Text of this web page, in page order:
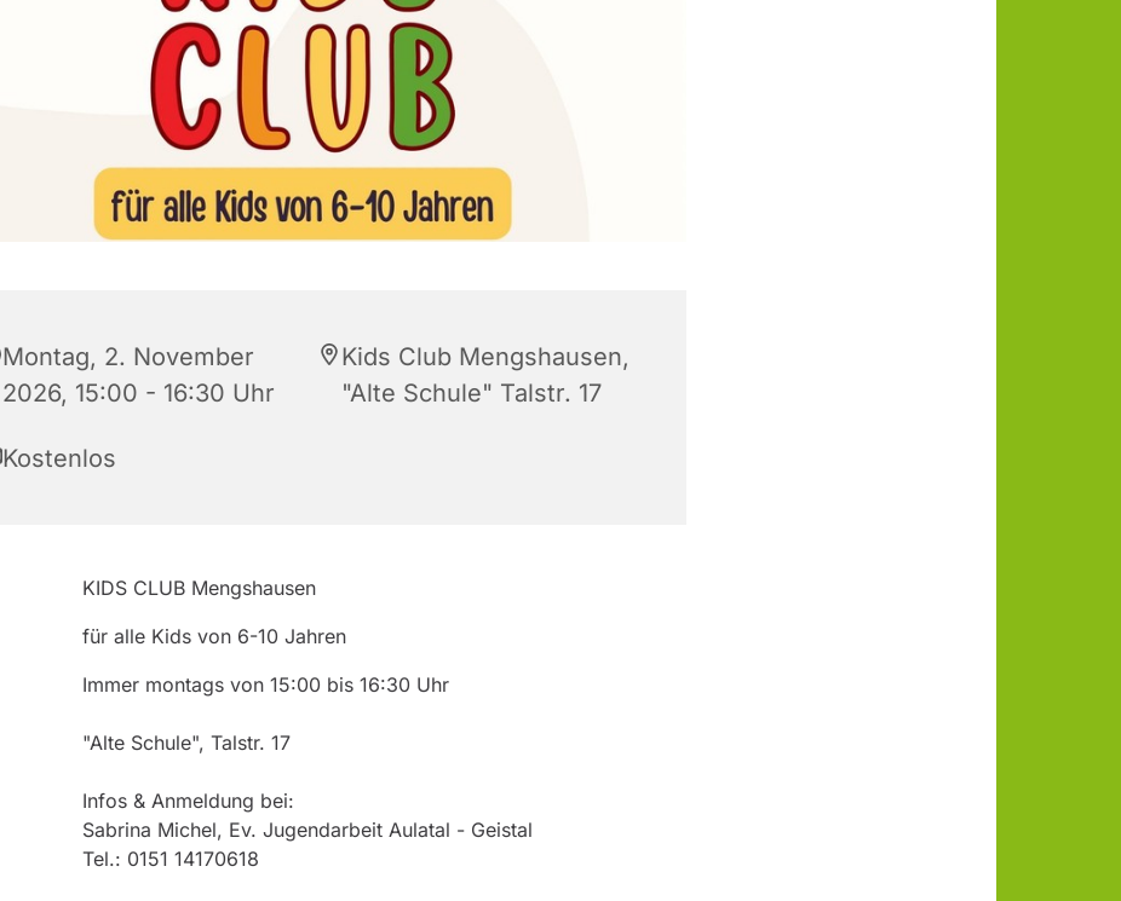
Montag, 2. November
2026, 15:00 - 16:30 Uhr
Kids Club Mengshausen,
"Alte Schule" Talstr. 17
Kostenlos
KIDS CLUB Mengshausen
für alle Kids von 6-10 Jahren
Immer montags von 15:00 bis 16:30 Uhr
"Alte Schule", Talstr. 17
Infos & Anmeldung bei:
Sabrina Michel, Ev. Jugendarbeit Aulatal - Geistal
Tel.: 0151 14170618